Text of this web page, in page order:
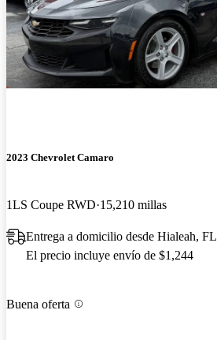
2023 Chevrolet Camaro
1LS Coupe RWD 15,210 millas
Entrega a domicilio desde Hialeah, FL
El precio incluye envío de $1,244
Buena oferta